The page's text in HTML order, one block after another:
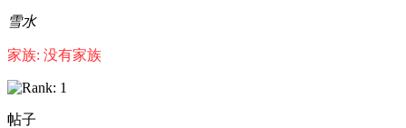
雪水
家族: 没有家族
帖子